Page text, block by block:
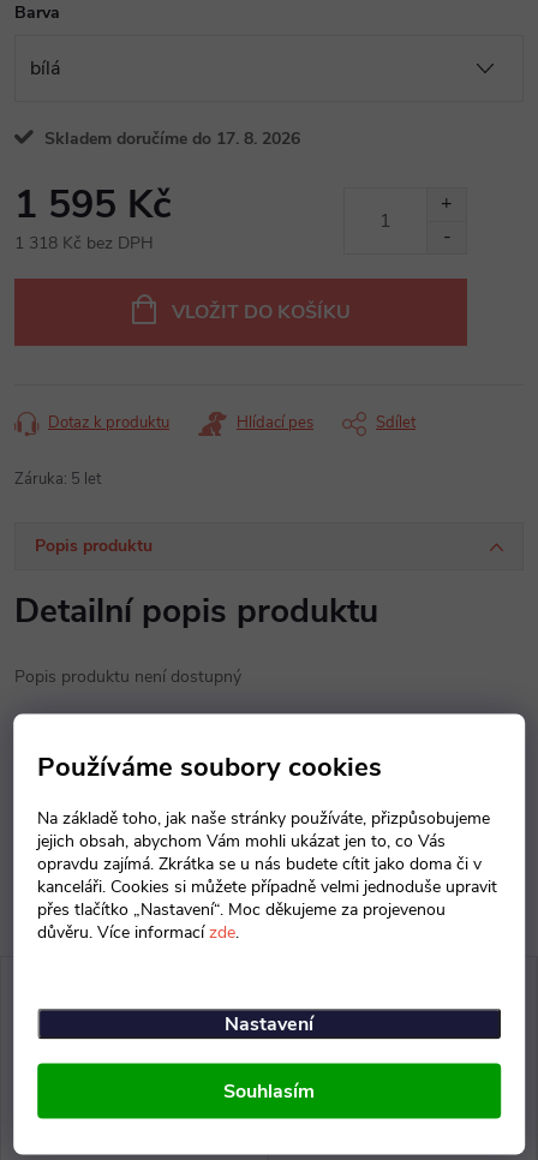
Používáme soubory cookies
Na základě toho, jak naše stránky používáte, přizpůsobujeme
jejich obsah, abychom Vám mohli ukázat jen to, co Vás
opravdu zajímá. Zkrátka se u nás budete cítit jako doma či v
kanceláři. Cookies si můžete případně velmi jednoduše upravit
přes tlačítko „Nastavení“. Moc děkujeme za projevenou
důvěru. Více informacízde.
Nastavení
Souhlasím
Barva
Skladem doručíme do 17. 8. 2026
1 595 Kč
1 318 Kč bez DPH
VLOŽIT DO KOŠÍKU
Dotaz k produktu Hlídací pes Sdílet
Záruka: 5 let
Popis produktu
Detailní popis produktu
Popis produktu není dostupný